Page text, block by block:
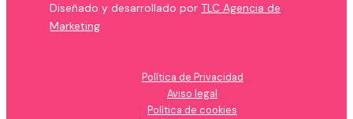
Diseñado y desarrollado por TLC Agencia de
Marketing
Política de Privacidad
Aviso legal
Política de cookies